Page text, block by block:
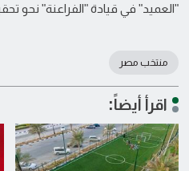
"العميد" في قيادة "الفراعنة" نحو
منتخب مصر
اقرأ أيضاً: